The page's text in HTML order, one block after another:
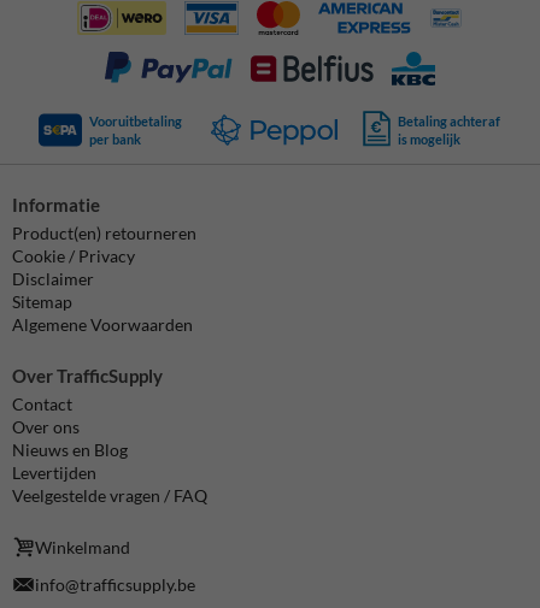
Vooruitbetaling
per bank
Betaling achteraf
is mogelijk
Informatie
Product(en) retourneren
Cookie / Privacy
Disclaimer
Sitemap
Algemene Voorwaarden
Over TrafficSupply
Contact
Over ons
Nieuws en Blog
Levertijden
Veelgestelde vragen / FAQ
Winkelmand
info@trafficsupply.be